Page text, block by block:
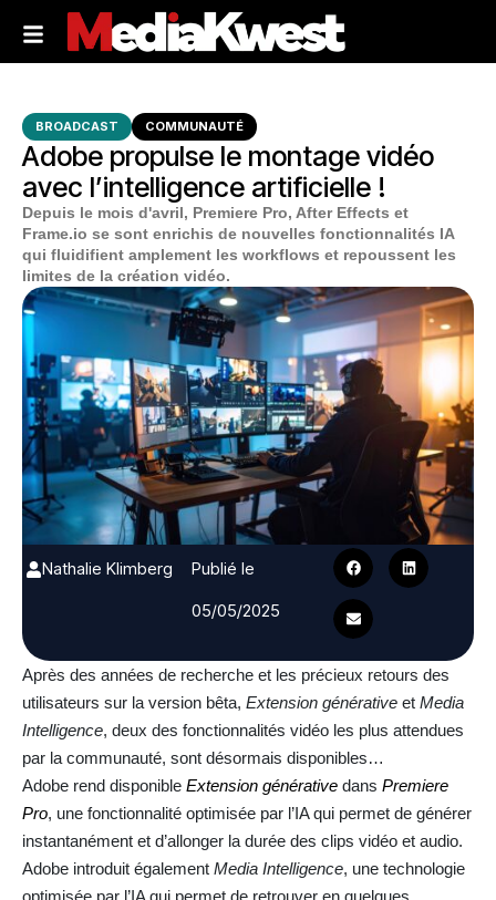
BROADCAST COMMUNAUTÉ
Adobe propulse le montage vidéo
avec l’intelligence artificielle !
Depuis le mois d'avril, Premiere Pro, After Effects et
Frame.io se sont enrichis de nouvelles fonctionnalités IA
qui fluidifient amplement les workflows et repoussent les
limites de la création vidéo.
Nathalie Klimberg
Publié le
05/05/2025
Après des années de recherche et les précieux retours des
utilisateurs sur la version bêta, Extension générative et Media
Intelligence, deux des fonctionnalités vidéo les plus attendues
par la communauté, sont désormais disponibles…
Adobe rend disponible Extension générative dans Premiere
Pro, une fonctionnalité optimisée par l’IA qui permet de générer
instantanément et d’allonger la durée des clips vidéo et audio.
Adobe introduit également Media Intelligence, une technologie